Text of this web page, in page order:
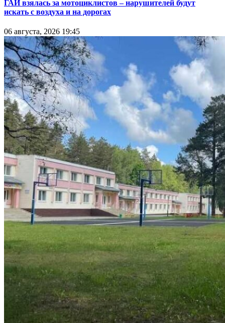
ГАИ взялась за мотоциклистов – нарушителей будут
искать с воздуха и на дорогах
06 августа, 2026 19:45